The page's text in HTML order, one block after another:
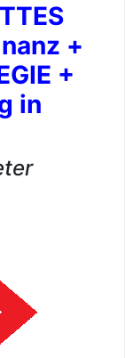
+
+
in